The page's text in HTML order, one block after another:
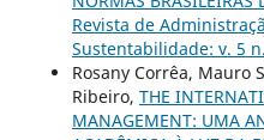
Revista de
Sustentabilidade: v. 5
Rosany Corrêa, Mauro
Ribeiro, THE
MANAGEMENT: UMA